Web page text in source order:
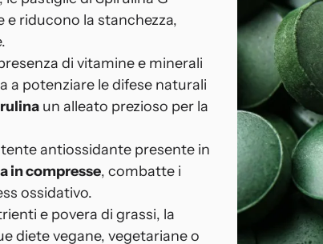
riducono la stanchezza,
di vitamine e minerali
a potenziare le difese naturali
un alleato prezioso per la
antiossidante presente in
in compresse, combatte i
ossidativo.
e povera di grassi, la
diete vegane, vegetariane o